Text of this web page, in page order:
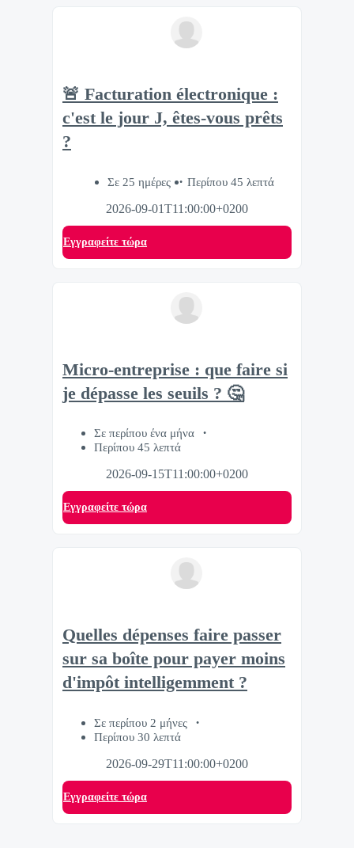
🚨 Facturation électronique :
c'est le jour J, êtes-vous prêts
?
Σε 25 ημέρες
Περίπου 45 λεπτά
2026-09-01T11:00:00+0200
Eγγραφείτε τώρα
Micro-entreprise : que faire si
je dépasse les seuils ? 🤔
Σε περίπου ένα μήνα
Περίπου 45 λεπτά
2026-09-15T11:00:00+0200
Eγγραφείτε τώρα
Quelles dépenses faire passer
sur sa boîte pour payer moins
d'impôt intelligemment ?
Σε περίπου 2 μήνες
Περίπου 30 λεπτά
2026-09-29T11:00:00+0200
Eγγραφείτε τώρα